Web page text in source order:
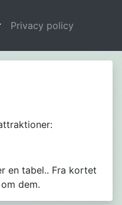
Privacy policy
en tabel.. Fra kortet
dem.